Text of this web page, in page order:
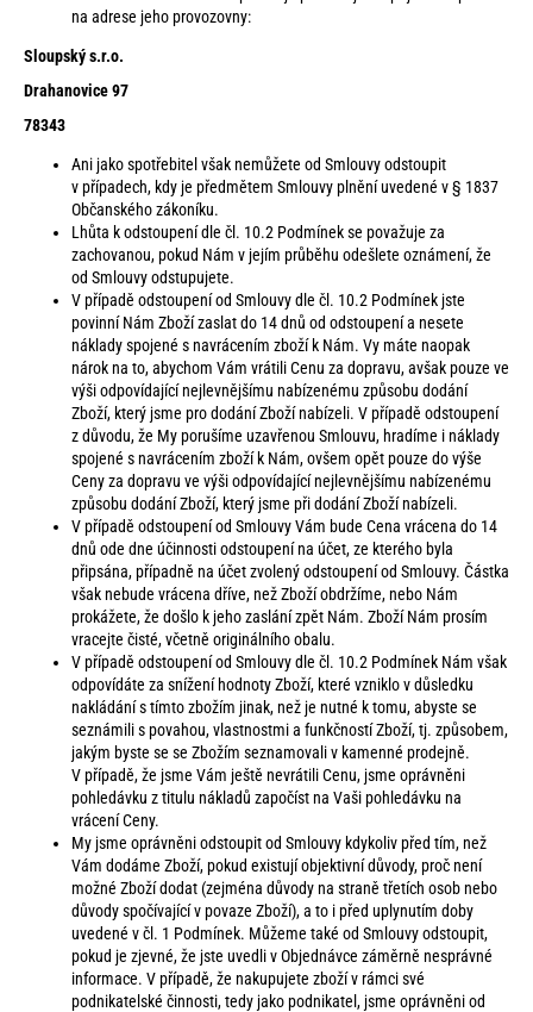
na adrese jeho provozovny:
Sloupský s.r.o.
Drahanovice 97
78343
Ani jako spotřebitel však nemůžete od Smlouvy odstoupit
v případech, kdy je předmětem Smlouvy plnění uvedené v § 1837
Občanského zákoníku.
Lhůta k odstoupení dle čl. 10.2 Podmínek se považuje za
zachovanou, pokud Nám v jejím průběhu odešlete oznámení, že
od Smlouvy odstupujete.
V případě odstoupení od Smlouvy dle čl. 10.2 Podmínek jste
povinní Nám Zboží zaslat do 14 dnů od odstoupení a nesete
náklady spojené s navrácením zboží k Nám. Vy máte naopak
nárok na to, abychom Vám vrátili Cenu za dopravu, avšak pouze ve
výši odpovídající nejlevnějšímu nabízenému způsobu dodání
Zboží, který jsme pro dodání Zboží nabízeli. V případě odstoupení
z důvodu, že My porušíme uzavřenou Smlouvu, hradíme i náklady
spojené s navrácením zboží k Nám, ovšem opět pouze do výše
Ceny za dopravu ve výši odpovídající nejlevnějšímu nabízenému
způsobu dodání Zboží, který jsme při dodání Zboží nabízeli.
V případě odstoupení od Smlouvy Vám bude Cena vrácena do 14
dnů ode dne účinnosti odstoupení na účet, ze kterého byla
připsána, případně na účet zvolený odstoupení od Smlouvy. Částka
však nebude vrácena dříve, než Zboží obdržíme, nebo Nám
prokážete, že došlo k jeho zaslání zpět Nám. Zboží Nám prosím
vracejte čisté, včetně originálního obalu.
V případě odstoupení od Smlouvy dle čl. 10.2 Podmínek Nám však
odpovídáte za snížení hodnoty Zboží, které vzniklo v důsledku
nakládání s tímto zbožím jinak, než je nutné k tomu, abyste se
seznámili s povahou, vlastnostmi a funkčností Zboží, tj. způsobem,
jakým byste se se Zbožím seznamovali v kamenné prodejně.
V případě, že jsme Vám ještě nevrátili Cenu, jsme oprávněni
pohledávku z titulu nákladů započíst na Vaši pohledávku na
vrácení Ceny.
My jsme oprávněni odstoupit od Smlouvy kdykoliv před tím, než
Vám dodáme Zboží, pokud existují objektivní důvody, proč není
možné Zboží dodat (zejména důvody na straně třetích osob nebo
důvody spočívající v povaze Zboží), a to i před uplynutím doby
uvedené v čl. 1 Podmínek. Můžeme také od Smlouvy odstoupit,
pokud je zjevné, že jste uvedli v Objednávce záměrně nesprávné
informace. V případě, že nakupujete zboží v rámci své
podnikatelské činnosti, tedy jako podnikatel, jsme oprávněni od